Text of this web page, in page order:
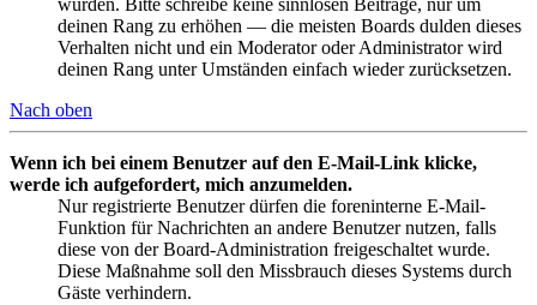
wurden. Bitte schreibe keine sinnlosen Beiträge, nur um
deinen Rang zu erhöhen — die meisten Boards dulden dieses
Verhalten nicht und ein Moderator oder Administrator wird
deinen Rang unter Umständen einfach wieder zurücksetzen.
Nach oben
Wenn ich bei einem Benutzer auf den E-Mail-Link klicke,
werde ich aufgefordert, mich anzumelden.
Nur registrierte Benutzer dürfen die foreninterne E-Mail-
Funktion für Nachrichten an andere Benutzer nutzen, falls
diese von der Board-Administration freigeschaltet wurde.
Diese Maßnahme soll den Missbrauch dieses Systems durch
Gäste verhindern.